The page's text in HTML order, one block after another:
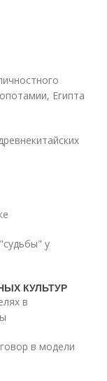
Египта
у
КУЛЬТУР
в
в модели